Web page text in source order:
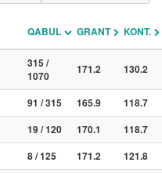
QABUL GRANT KONT.
315 /
1070
171.2 130.2
91 / 315 165.9
118.7
19 / 120 170.1
118.7
8 / 125 171.2
121.8